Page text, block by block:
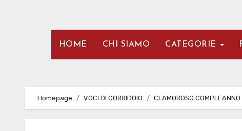
HOME CHI SIAMO CATEGORIE
Homepage VOCI DI CORRIDOIO CLAMOROSO